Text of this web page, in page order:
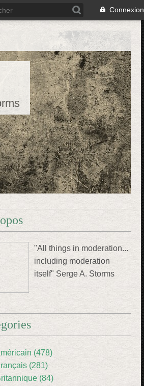
Connexion
"All things in moderation...
including moderation
itself" Serge A. Storms
(478)
(281)
(84)